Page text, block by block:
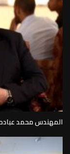
المهندس محمد عباده